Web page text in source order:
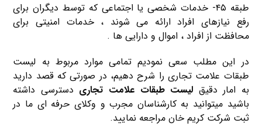
طبقه ۴۵- خدمات شخصی یا اجتماعی كه توسط دیگران برای
رفع نیازهای افراد ارائه می شوند ، خدمات امنیتی برای
محافظت از افراد ، اموال و دارایی ها .
در این مطلب سعی نمودیم تمامی موارد مربوط به لیست
طبقات علامت تجاری را شرح دهیم، در صورتی که قصد دارید
به امار دقیق لیست طبقات علامت تجاری دسترسی داشته
باشید میتوانید به کارشناسان مجرب و وکلای حرفه ای ما در
ثبت شرکت کریم خان مراجعه نمایید.